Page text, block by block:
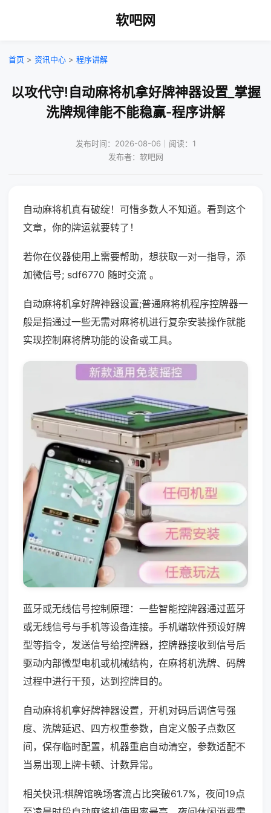
软吧网
首页 > 资讯中心 > 程序讲解
以攻代守!自动麻将机拿好牌神器设置_掌握
洗牌规律能不能稳赢-程序讲解
发布时间：2026-08-06｜阅读：1
发布者：软吧网
自动麻将机真有破绽！可惜多数人不知道。看到这个
文章，你的牌运就要转了！
若你在仪器使用上需要帮助，想获取一对一指导，添
加微信号; sdf6770 随时交流 。
自动麻将机拿好牌神器设置;普通麻将机程序控牌器一
般是指通过一些无需对麻将机进行复杂安装操作就能
实现控制麻将牌功能的设备或工具。
蓝牙或无线信号控制原理：一些智能控牌器通过蓝牙
或无线信号与手机等设备连接。手机端软件预设好牌
型等指令，发送信号给控牌器，控牌器接收到信号后
驱动内部微型电机或机械结构，在麻将机洗牌、码牌
过程中进行干预，达到控牌目的。
自动麻将机拿好牌神器设置，开机对码后调信号强
度、洗牌延迟、四方权重参数，自定义骰子点数区
间，保存临时配置，机器重启自动清空，参数适配不
当易出现上牌卡顿、计数异常。
相关快讯:棋牌馆晚场客流占比突破61.7%，夜间19点